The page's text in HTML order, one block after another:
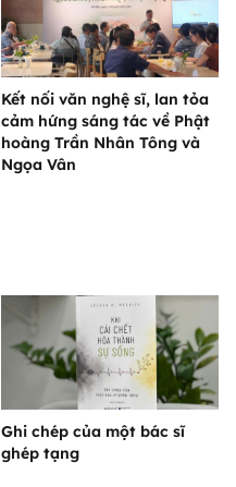
Kết nối văn nghệ sĩ, lan tỏa
cảm hứng sáng tác về Phật
hoàng Trần Nhân Tông và
Ngọa Vân
Ghi chép của một bác sĩ
ghép tạng